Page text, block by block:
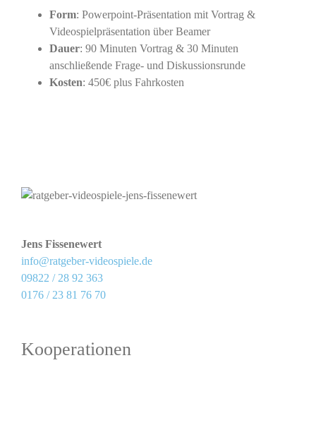
Form: Powerpoint-Präsentation mit Vortrag &
Videospielpräsentation über Beamer
Dauer: 90 Minuten Vortrag & 30 Minuten
anschließende Frage- und Diskussionsrunde
Kosten: 450€ plus Fahrkosten
Jens Fissenewert
info@ratgeber-videospiele.de
09822 / 28 92 363
0176 / 23 81 76 70
Kooperationen